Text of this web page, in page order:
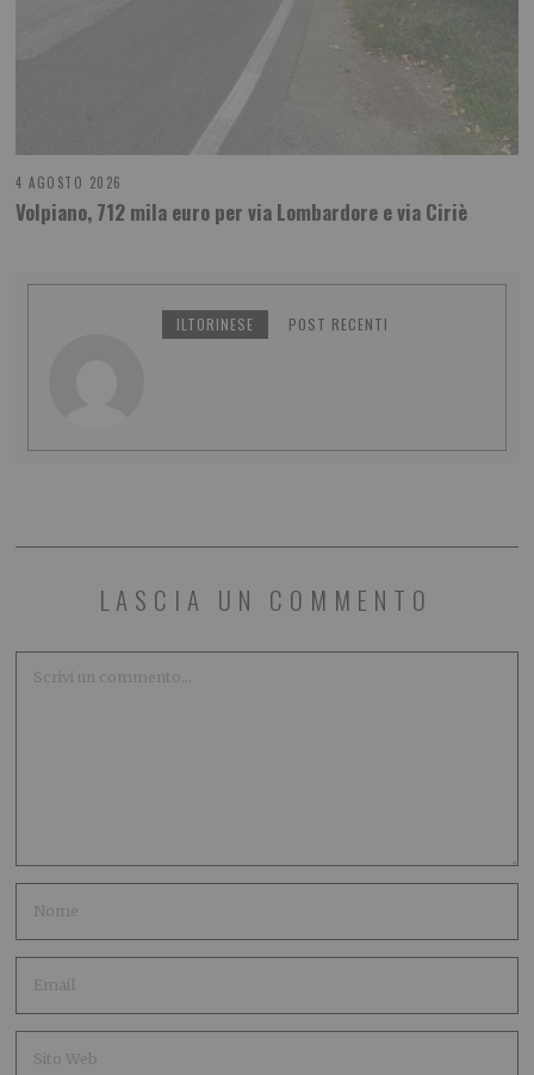
4 AGOSTO 2026
Volpiano, 712 mila euro per via Lombardore e via Ciriè
ILTORINESE POST RECENTI
LASCIA UN COMMENTO